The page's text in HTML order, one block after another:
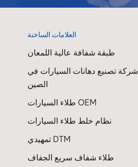
العلامات الساخنة
طبقة شفافة عالية اللمعان
شركة تصنيع دهانات السيارات في
الصين
طلاء السيارات OEM
نظام خلط طلاء السيارات
تمهيدي DTM
طلاء شفاف سريع الجفاف